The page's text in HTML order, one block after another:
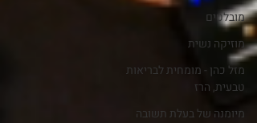
מובלטים
מוזיקה נשית
מזל כהן - מומחית לבריאות
טבעית, הרז
מיומנה של בעלת תשובה